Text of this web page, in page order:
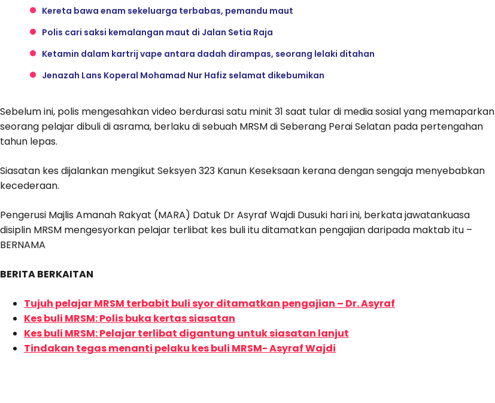
Kereta bawa enam sekeluarga terbabas, pemandu maut
Polis cari saksi kemalangan maut di Jalan Setia Raja
Ketamin dalam kartrij vape antara dadah dirampas, seorang lelaki ditahan
Jenazah Lans Koperal Mohamad Nur Hafiz selamat dikebumikan
Sebelum ini, polis mengesahkan video berdurasi satu minit 31 saat tular di media sosial yang memaparkan
seorang pelajar dibuli di asrama, berlaku di sebuah MRSM di Seberang Perai Selatan pada pertengahan
tahun lepas.
Siasatan kes dijalankan mengikut Seksyen 323 Kanun Keseksaan kerana dengan sengaja menyebabkan
kecederaan.
Pengerusi Majlis Amanah Rakyat (MARA) Datuk Dr Asyraf Wajdi Dusuki hari ini, berkata jawatankuasa
disiplin MRSM mengesyorkan pelajar terlibat kes buli itu ditamatkan pengajian daripada maktab itu –
BERNAMA
BERITA BERKAITAN
Tujuh pelajar MRSM terbabit buli syor ditamatkan pengajian – Dr. Asyraf
Kes buli MRSM: Polis buka kertas siasatan
Kes buli MRSM: Pelajar terlibat digantung untuk siasatan lanjut
Tindakan tegas menanti pelaku kes buli MRSM- Asyraf Wajdi